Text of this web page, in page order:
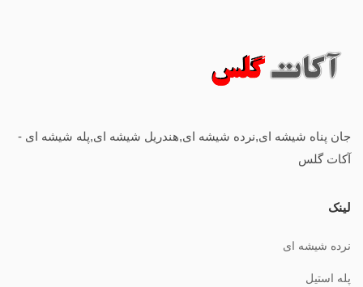
جان پناه شیشه ای,نرده شیشه ای,هندریل شیشه ای,پله شیشه ای -
آکات گلس
لینک
نرده شیشه ای
پله استیل